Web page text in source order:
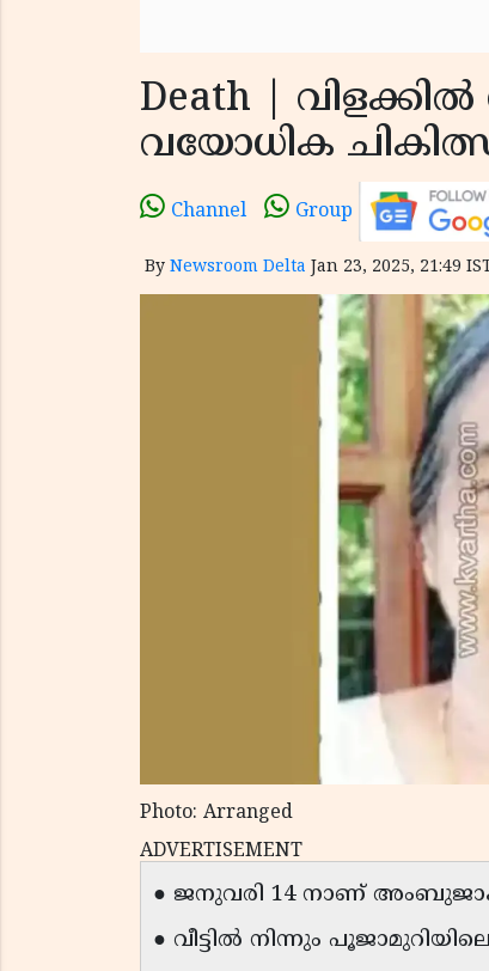
Death |
വയോധിക
Channel Group
By Newsroom Delta Jan 23, 2025, 21:49
Photo: Arranged
ADVERTISEMENT
● ജനുവരി 14 നാണ്
● വീട്ടിൽ നിന്നും